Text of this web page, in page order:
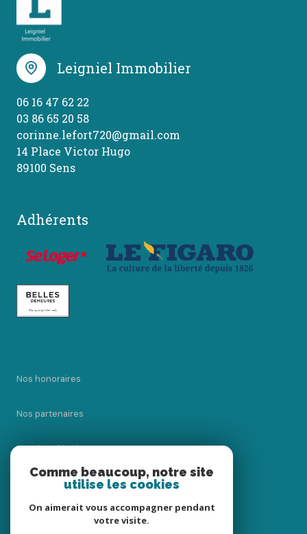
Leigniel Immobilier
06 16 47 62 22
03 86 65 20 58
corinne.lefort720@gmail.com
14 Place Victor Hugo
89100 Sens
Adhérents
Nos honoraires
Nos partenaires
Mentions légales
Comme beaucoup, notre site
utilise les cookies
On aimerait vous accompagner pendant
votre visite.